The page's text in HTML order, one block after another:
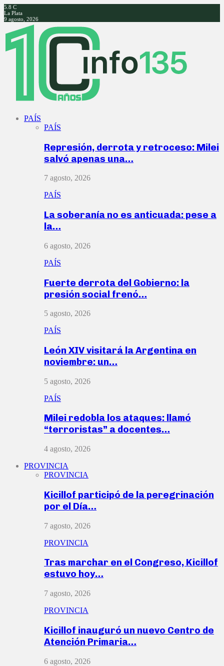
5.8 C
La Plata
9 agosto, 2026
Facebook
Twitter
Instagram
Youtube
PAÍS
PAÍS
Represión, derrota y retroceso: Milei
salvó apenas una…
7 agosto, 2026
PAÍS
La soberanía no es anticuada: pese a
la…
6 agosto, 2026
PAÍS
Fuerte derrota del Gobierno: la
presión social frenó…
5 agosto, 2026
PAÍS
León XIV visitará la Argentina en
noviembre: un…
5 agosto, 2026
PAÍS
Milei redobla los ataques: llamó
“terroristas” a docentes…
4 agosto, 2026
PROVINCIA
PROVINCIA
Kicillof participó de la peregrinación
por el Día…
7 agosto, 2026
PROVINCIA
Tras marchar en el Congreso, Kicillof
estuvo hoy…
7 agosto, 2026
PROVINCIA
Kicillof inauguró un nuevo Centro de
Atención Primaria…
6 agosto, 2026